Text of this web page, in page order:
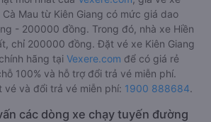
Mau từ Kiên Giang có mức giá dao
- 200000 đồng. Trong đó, nhà xe Hiền
chỉ 200000 đồng. Đặt vé xe Kiên Giang
hãng tại Vexere.com để có giá rẻ
100% và hỗ trợ đổi trả vé miễn phí.
vé và đổi trả vé miễn phí: 1900 888684.
các dòng xe chạy tuyến đường